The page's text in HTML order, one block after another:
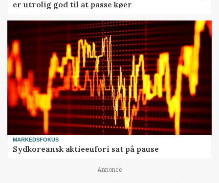
er utrolig god til at passe køer
MARKEDSFOKUS
Sydkoreansk aktieeufori sat på pause
Annonce